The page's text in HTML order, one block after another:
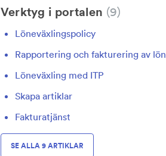
Verktyg i portalen 9
Löneväxlingspolicy
Rapportering och fakturering av
Löneväxling med ITP
Skapa artiklar
Fakturatjänst
SE ALLA 9 ARTIKLAR